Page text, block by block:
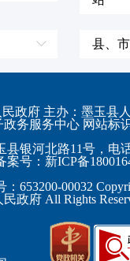
部
治州
治州
治州
县、市
政府 主办：墨玉县
务服务中心 网站标
县银河北路11号，电
案号：新ICP备
653200-00032
民政府 All Rights